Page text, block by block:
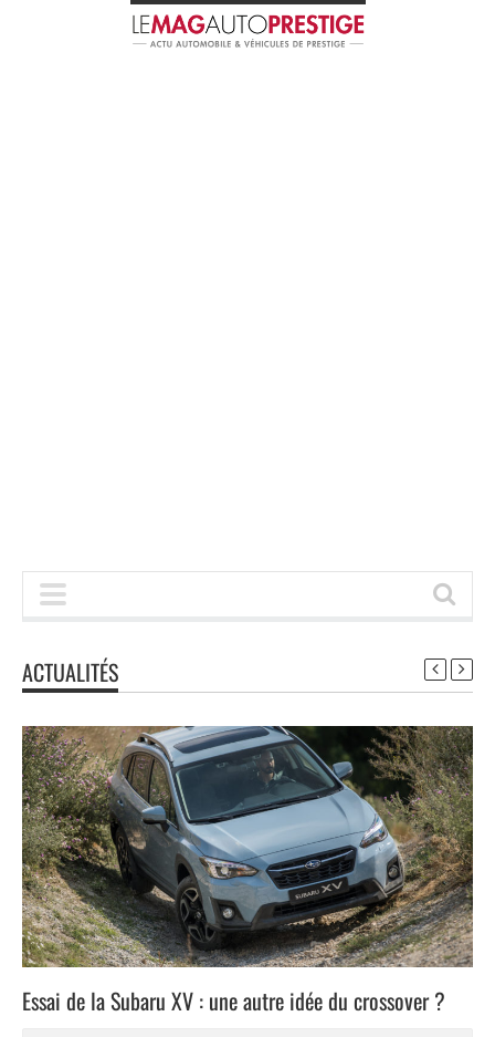
ACTUALITÉS
Essai de la Subaru XV : une autre idée du crossover ?